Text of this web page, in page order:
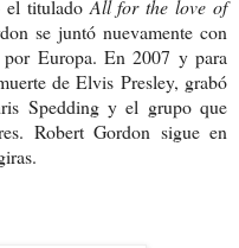
titulado All for the love of
se juntó nuevamente con
Europa. En 2007 y para
de Elvis Presley, grabó
Spedding y el grupo que
Robert Gordon sigue en